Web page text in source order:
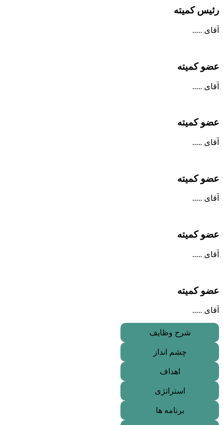
رئیس کمیته
آقای .....
عضو کمیته
آقای .....
عضو کمیته
آقای .....
عضو کمیته
آقای .....
عضو کمیته
آقای .....
عضو کمیته
آقای .....
شرح وظایف
چشم انداز
اهداف
استراتژی
برنامه ها